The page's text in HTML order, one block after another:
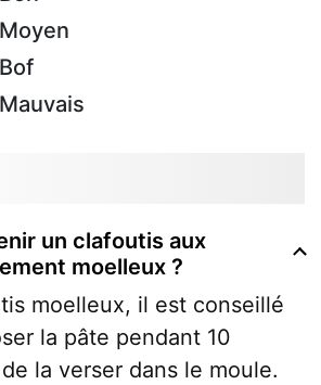
Moyen
Bof
Mauvais
un clafoutis aux
moelleux ?
moelleux, il est conseillé
la pâte pendant 10
la verser dans le moule.